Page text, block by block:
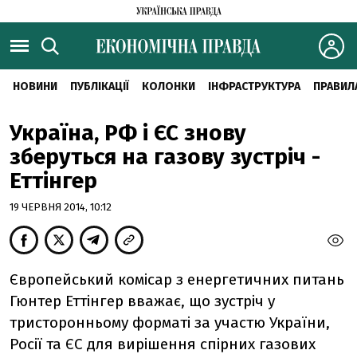
НОВИНИ ПУБЛІКАЦІЇ КОЛОНКИ ІНФРАСТРУКТУРА
Україна, РФ і ЄС знову
зберуться на газову зустріч -
Еттінгер
19 ЧЕРВНЯ 2014, 10:12
Європейський комісар з енергетичних питань
Гюнтер Еттінгер вважає, що зустріч у
тристоронньому форматі за участю України,
Росії та ЄС для вирішення спірних газових